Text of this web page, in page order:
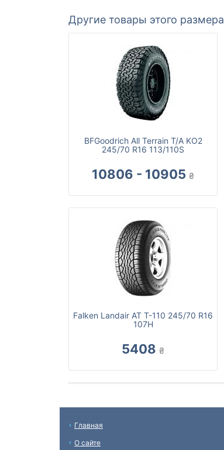
Другие товары этого размера
BFGoodrich All Terrain T/A KO2
245/70 R16 113/110S
10806 - 10905 ₴
Falken Landair AT T-110 245/70 R16
107H
5408 ₴
Главная
О сайте